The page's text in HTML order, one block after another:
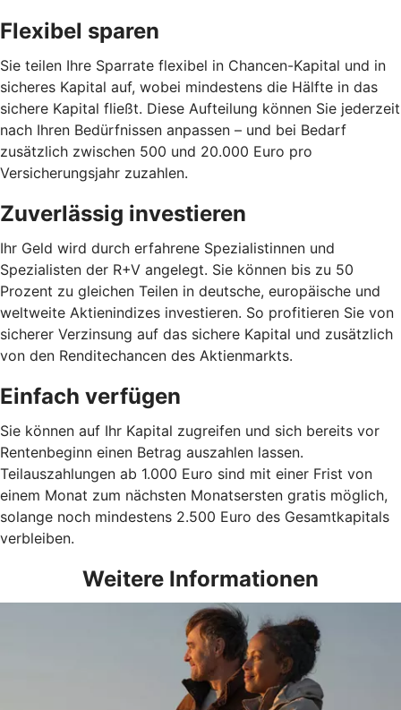
Flexibel sparen
Sie teilen Ihre Sparrate flexibel in Chancen-Kapital und in
sicheres Kapital auf, wobei mindestens die Hälfte in das
sichere Kapital fließt. Diese Aufteilung können Sie jederzeit
nach Ihren Bedürfnissen anpassen – und bei Bedarf
zusätzlich zwischen 500 und 20.000 Euro pro
Versicherungsjahr zuzahlen.
Zuverlässig investieren
Ihr Geld wird durch erfahrene Spezialistinnen und
Spezialisten der R+V angelegt. Sie können bis zu 50
Prozent zu gleichen Teilen in deutsche, europäische und
weltweite Aktienindizes investieren. So profitieren Sie von
sicherer Verzinsung auf das sichere Kapital und zusätzlich
von den Renditechancen des Aktienmarkts.
Einfach verfügen
Sie können auf Ihr Kapital zugreifen und sich bereits vor
Rentenbeginn einen Betrag auszahlen lassen.
Teilauszahlungen ab 1.000 Euro sind mit einer Frist von
einem Monat zum nächsten Monatsersten gratis möglich,
solange noch mindestens 2.500 Euro des Gesamtkapitals
verbleiben.
Weitere Informationen